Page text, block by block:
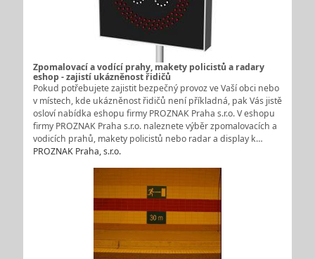
Zpomalovací a vodící prahy, makety policistů a radary
eshop - zajistí ukázněnost řidičů
Pokud potřebujete zajistit bezpečný provoz ve Vaší obci nebo
v místech, kde ukázněnost řidičů není příkladná, pak Vás jistě
osloví nabídka eshopu firmy PROZNAK Praha s.r.o. V eshopu
firmy PROZNAK Praha s.r.o. naleznete výběr zpomalovacích a
vodicích prahů, makety policistů nebo radar a display k…
PROZNAK Praha, s.r.o.